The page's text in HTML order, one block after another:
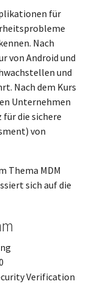
für
Nach
von Android und
und
Nach dem Kurs
Unternehmen
die sichere
von
Thema MDM
sich auf die
Verification